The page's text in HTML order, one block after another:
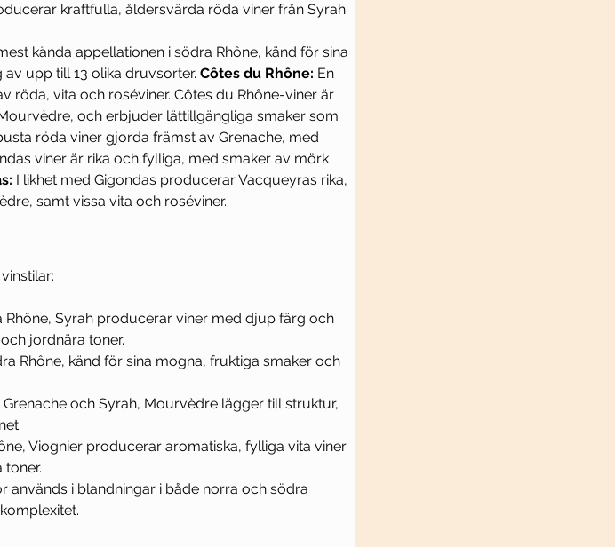
kraftfulla, åldersvärda röda viner från Syrah
kända appellationen i södra Rhône, känd för sina
upp till 13 olika druvsorter. Côtes du Rhône: En
röda, vita och roséviner. Côtes du Rhône-viner är
och erbjuder lättillgängliga smaker som
röda viner gjorda främst av Grenache, med
viner är rika och fylliga, med smaker av mörk
I likhet med Gigondas producerar Vacqueyras rika,
samt vissa vita och roséviner.
Syrah producerar viner med djup färg och
jordnära toner.
Rhône, känd för sina mogna, fruktiga smaker och
och Syrah, Mourvèdre lägger till struktur,
Viognier producerar aromatiska, fylliga vita viner
används i blandningar i både norra och södra